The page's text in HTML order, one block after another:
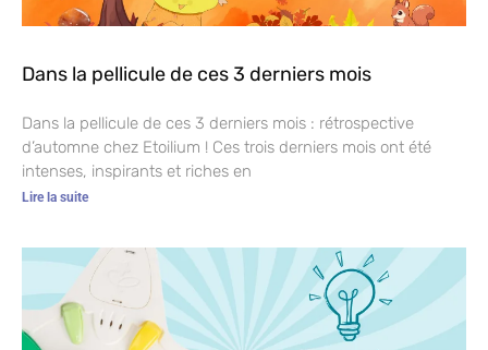
Dans la pellicule de ces 3 derniers mois
Dans la pellicule de ces 3 derniers mois : rétrospective
d’automne chez Etoilium ! Ces trois derniers mois ont été
intenses, inspirants et riches en
Lire la suite